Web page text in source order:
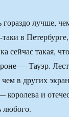
гораздо лучше,
таки в
сейчас такая,
— Тауэр.
в других
королева и
любого.